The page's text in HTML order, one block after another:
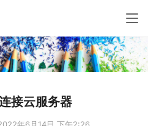
接云服务器